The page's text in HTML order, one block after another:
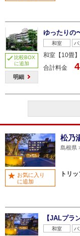
比較BOX
に追加
明細
ゆったりの
和室
和室【10畳】
合計料金
松乃
島根県
トリ
お気に入り
に追加
【JALプラ
和室